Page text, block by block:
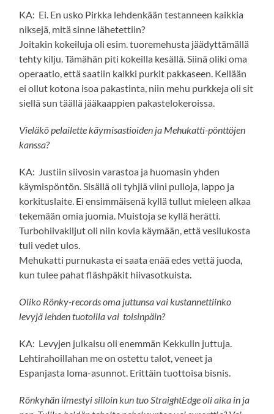
KA: Ei. En usko Pirkka lehdenkään testanneen kaikkia
niksejä, mitä sinne lähetettiin?
Joitakin kokeiluja oli esim. tuoremehusta jäädyttämällä
tehty kilju. Tämähän piti kokeilla kesällä. Siinä oliki oma
operaatio, että saatiin kaikki purkit pakkaseen. Kellään
ei ollut kotona isoa pakastinta, niin mehu purkkeja oli sit
siellä sun täällä jääkaappien pakastelokeroissa.
Vieläkö pelailette käymisastioiden ja Mehukatti-pönttöjen
kanssa?
KA: Justiin siivosin varastoa ja huomasin yhden
käymispöntön. Sisällä oli tyhjiä viini pulloja, lappo ja
korkituslaite. Ei ensimmäisenä kyllä tullut mieleen alkaa
tekemään omia juomia. Muistoja se kyllä herätti.
Turbohiivakiljut oli niin kovia käymään, että vesilukosta
tuli vedet ulos.
Mehukatti purnukasta ei saata enää edes vettä juoda,
kun tulee pahat fläshpäkit hiivasotkuista.
Oliko Rönky-records oma juttunsa vai kustannettiinko
levyjä lehden tuotoilla vai toisinpäin?
KA: Levyjen julkaisu oli enemmän Kekkulin juttuja.
Lehtirahoillahan me on ostettu talot, veneet ja
Espanjasta loma-asunnot. Erittäin tuottoisa bisnis.
Rönkyhän ilmestyi silloin kun tuo StraightEdge oli aika in ja